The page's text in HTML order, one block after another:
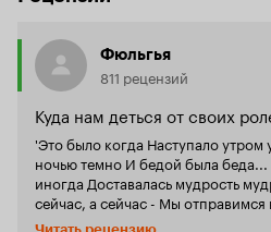
Фюльгья
811 рецензий
Куда нам деться от своих
'Это было когда Наступало утром
ночью темно И бедой была беда...
иногда Доставалась мудрость
сейчас, а сейчас - Мы отправимся
Фильм настолько тонок по замыслу